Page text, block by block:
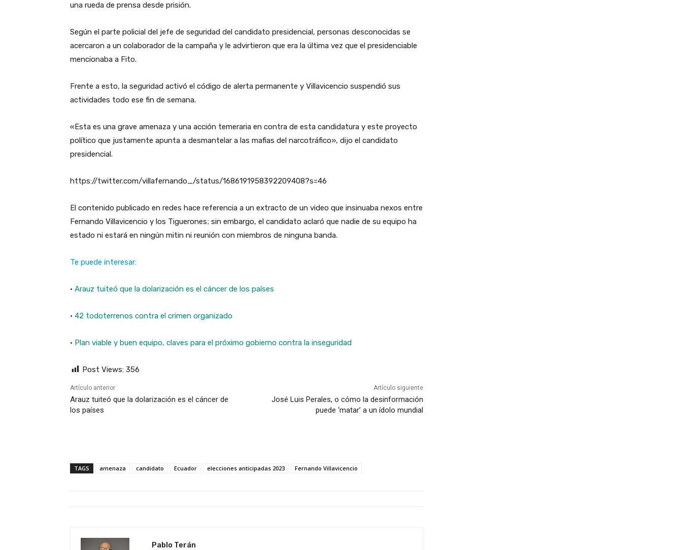
una rueda de prensa desde prisión.
Según el parte policial del jefe de seguridad del candidato presidencial, personas desconocidas se
acercaron a un colaborador de la campaña y le advirtieron que era la última vez que el presidenciable
mencionaba a Fito.
Frente a esto, la seguridad activó el código de alerta permanente y Villavicencio suspendió sus
actividades todo ese fin de semana.
«Esta es una grave amenaza y una acción temeraria en contra de esta candidatura y este proyecto
político que justamente apunta a desmantelar a las mafias del narcotráfico», dijo el candidato
presidencial.
https://twitter.com/villafernando_/status/1686191958392209408?s=46
El contenido publicado en redes hace referencia a un extracto de un video que insinuaba nexos entre
Fernando Villavicencio y los Tiguerones; sin embargo, el candidato aclaró que nadie de su equipo ha
estado ni estará en ningún mitin ni reunión con miembros de ninguna banda.
Te puede interesar:
· Arauz tuiteó que la dolarización es el cáncer de los países
· 42 todoterrenos contra el crimen organizado
· Plan viable y buen equipo, claves para el próximo gobierno contra la inseguridad
Post Views: 356
Artículo anterior
Arauz tuiteó que la dolarización es el cáncer de
los países
Artículo siguiente
José Luis Perales, o cómo la desinformación
puede ‘matar’ a un ídolo mundial
TAGS amenaza candidato Ecuador elecciones anticipadas 2023 Fernando Villavicencio
Pablo Terán